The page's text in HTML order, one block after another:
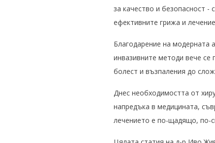
за качество и безопасност
ефективните грижа и
Благодарение на модерната
инвазивните методи вече се
болест и възпаления до
Днес необходимостта от
напредъка в медицината,
лечението е по-щадящо, по-